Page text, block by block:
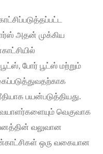
அதன் முக்கிய
போர் பூட்ஸ் மற்றும்
பயன்படுத்தியது.
வெகுவாக
வலுவான
ஒரு வகையான